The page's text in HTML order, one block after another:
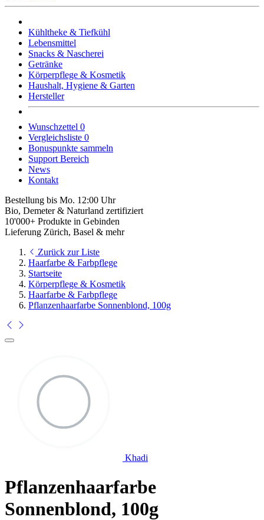
Kühltheke & Tiefkühl
Lebensmittel
Snacks & Nascherei
Getränke
Körperpflege & Kosmetik
Haushalt, Hygiene & Garten
Hersteller
Wunschzettel 0
Vergleichsliste 0
Bonuspunkte sammeln
Support Bereich
News
Kontakt
Bestellung bis Mo. 12:00 Uhr
Bio, Demeter & Naturland zertifiziert
10'000+ Produkte in Gebinden
Lieferung Zürich, Basel & mehr
Zurück zur Liste
Haarfarbe & Farbpflege
Startseite
Körperpflege & Kosmetik
Haarfarbe & Farbpflege
Pflanzenhaarfarbe Sonnenblond, 100g
Khadi
Pflanzenhaarfarbe
Sonnenblond, 100g